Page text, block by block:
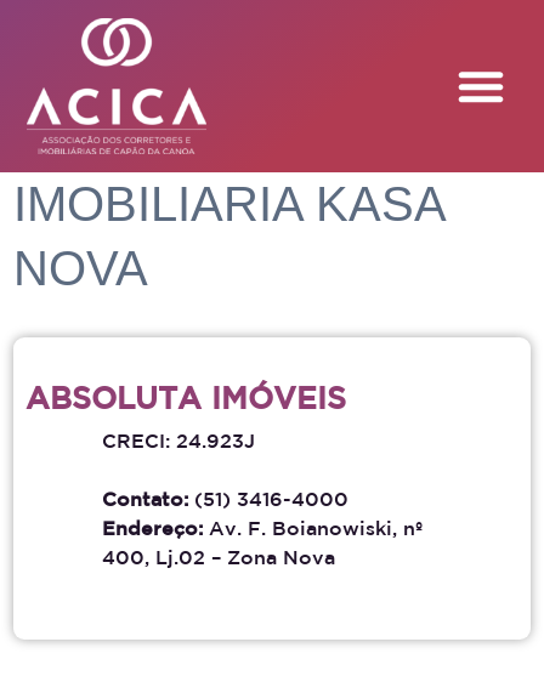
IMOBILIARIA KASA
NOVA
ABSOLUTA IMÓVEIS
CRECI: 24.923J
Contato:(51) 3416-4000
Endereço:Av. F. Boianowiski, nº
400, Lj.02 – Zona Nova